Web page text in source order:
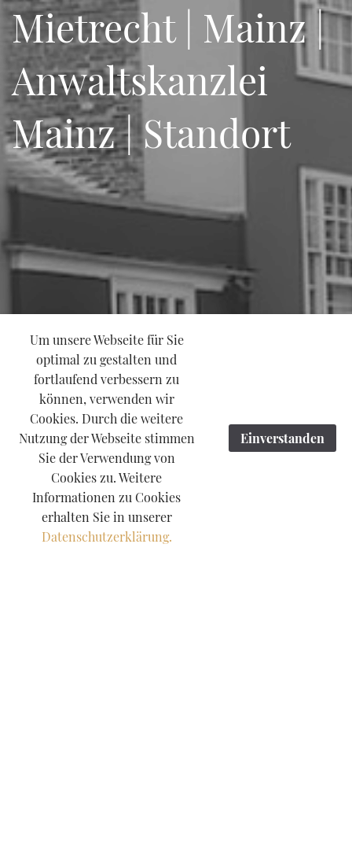
Mietrecht | Mainz |
Anwaltskanzlei
Mainz | Standort
Um unsere Webseite für Sie
optimal zu gestalten und
fortlaufend verbessern zu
können, verwenden wir
Cookies. Durch die weitere
Nutzung der Webseite stimmen
Sie der Verwendung von
Cookies zu. Weitere
Informationen zu Cookies
erhalten Sie in unserer
Datenschutzerklärung.
Einverstanden